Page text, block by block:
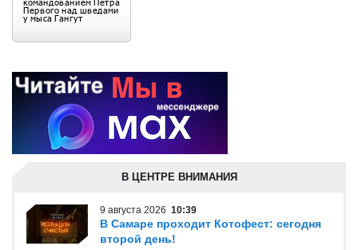
В ЦЕНТРЕ ВНИМАНИЯ
9 августа 2026 10:39
В Самаре проходит Котофест: сегодня
второй день!